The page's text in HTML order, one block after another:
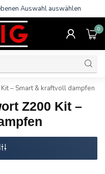
Auswahl auswählen
0
– Smart & kraftvoll dampfen
Z200 Kit –